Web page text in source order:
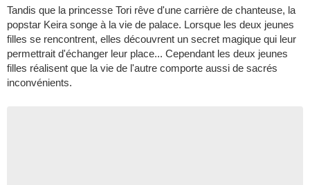
Tandis que la princesse Tori rêve d'une carrière de chanteuse, la
popstar Keira songe à la vie de palace. Lorsque les deux jeunes
filles se rencontrent, elles découvrent un secret magique qui leur
permettrait d'échanger leur place... Cependant les deux jeunes
filles réalisent que la vie de l'autre comporte aussi de sacrés
inconvénients.